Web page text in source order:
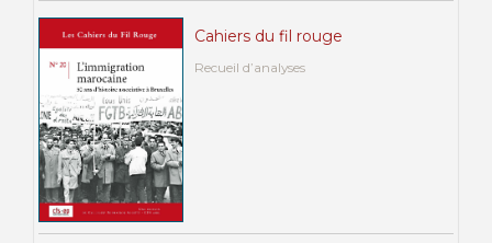
Cahiers du fil rouge
Recueil d’analyses